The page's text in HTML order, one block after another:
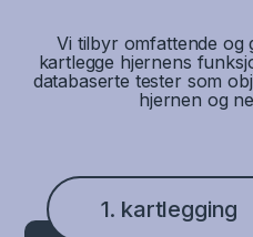
Vi tilbyr omfattende og
kartlegge hjernens
databaserte tester som
hjernen og
1. kartlegging